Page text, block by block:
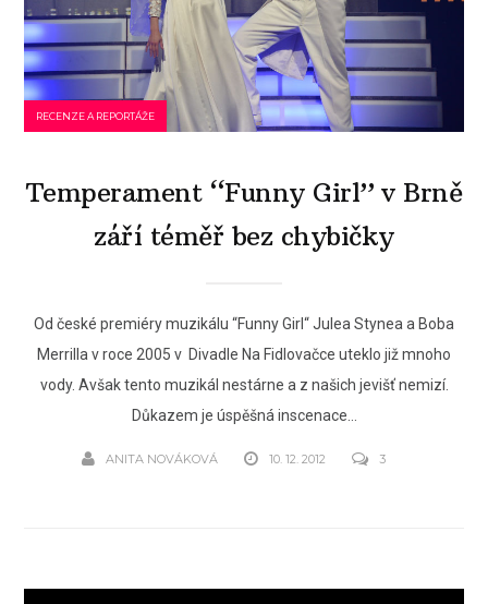
RECENZE A REPORTÁŽE
Temperament “Funny Girl” v Brně
září téměř bez chybičky
Od české premiéry muzikálu “Funny Girl“ Julea Stynea a Boba
Merrilla v roce 2005 v Divadle Na Fidlovačce uteklo již mnoho
vody. Avšak tento muzikál nestárne a z našich jevišť nemizí.
Důkazem je úspěšná inscenace...
ANITA NOVÁKOVÁ 10. 12. 2012 3